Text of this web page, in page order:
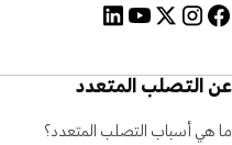
عن التصلب المتعدد
ما هي أسباب التصلب المتعدد؟